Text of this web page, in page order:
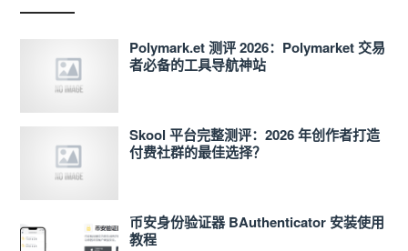
Polymark.et 测评 2026：Polymarket 交易
者必备的工具导航神站
Skool 平台完整测评：2026 年创作者打造
付费社群的最佳选择？
币安身份验证器 BAuthenticator 安装使用
教程